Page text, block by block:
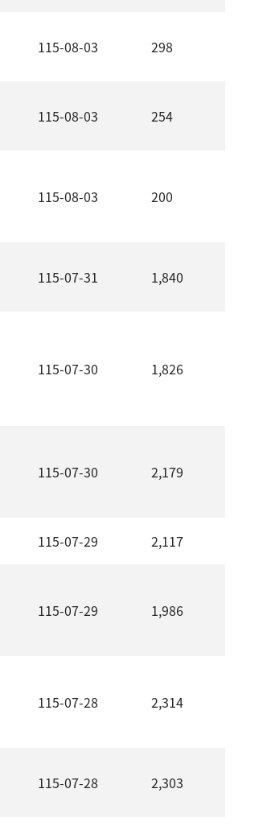
115-08-03 298
115-08-03 254
115-08-03 200
115-07-31 1,840
115-07-30 1,826
115-07-30 2,179
115-07-29 2,117
115-07-29 1,986
115-07-28 2,314
115-07-28 2,303